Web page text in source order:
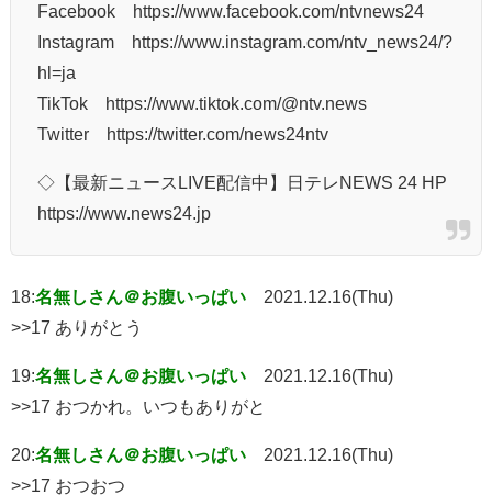
Facebook https://www.facebook.com/ntvnews24
Instagram https://www.instagram.com/ntv_news24/?
hl=ja
TikTok https://www.tiktok.com/@ntv.news
Twitter https://twitter.com/news24ntv
◇【最新ニュースLIVE配信中】日テレNEWS 24 HP
https://www.news24.jp
18:名無しさん＠お腹いっぱい
2021.12.16(Thu)
>>17 ありがとう
19:名無しさん＠お腹いっぱい
2021.12.16(Thu)
>>17 おつかれ。いつもありがと
20:名無しさん＠お腹いっぱい
2021.12.16(Thu)
>>17 おつおつ